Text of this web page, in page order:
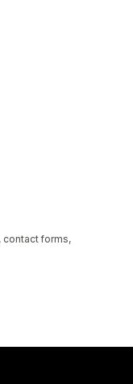
contact forms,